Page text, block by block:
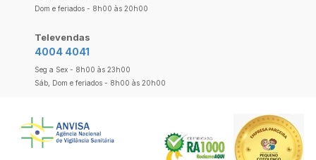
Dom e feriados - 8h00 às 20h00
Televendas
4004 4041
Seg a Sex - 8h00 às 23h00
Sáb, Dom e feriados - 8h00 às 20h00